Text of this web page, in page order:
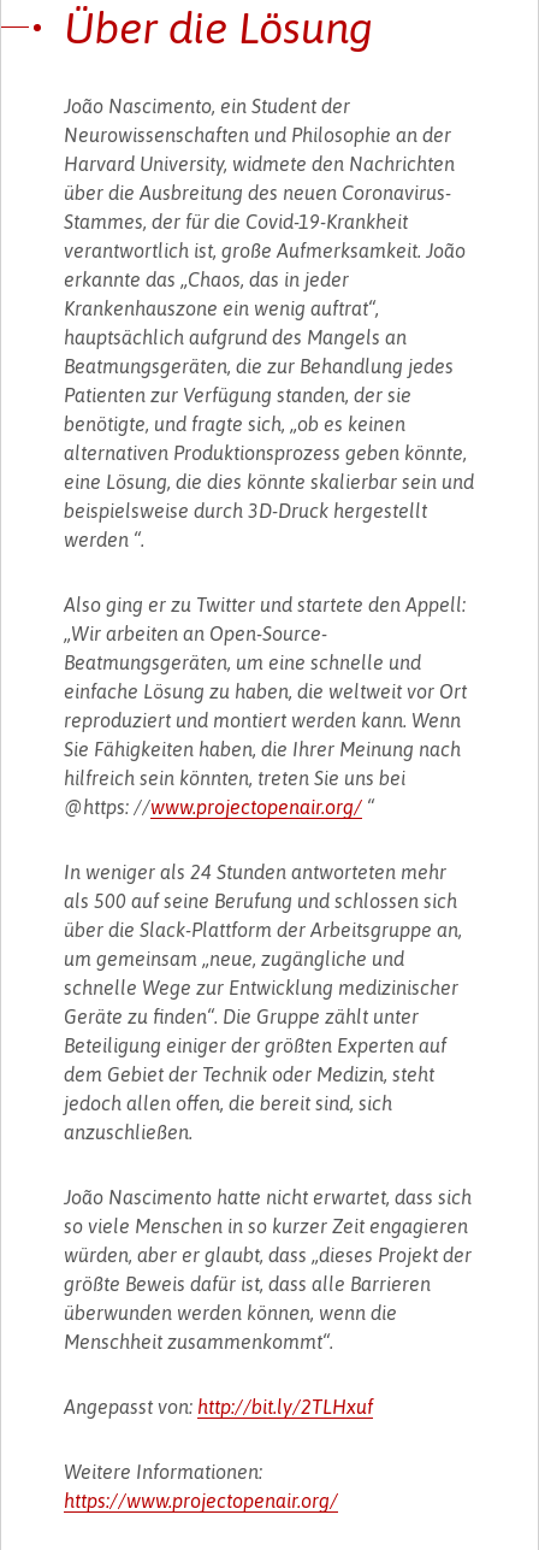
Über die Lösung
João Nascimento, ein Student der
Neurowissenschaften und Philosophie an der
Harvard University, widmete den Nachrichten
über die Ausbreitung des neuen Coronavirus-
Stammes, der für die Covid-19-Krankheit
verantwortlich ist, große Aufmerksamkeit. João
erkannte das „Chaos, das in jeder
Krankenhauszone ein wenig auftrat“,
hauptsächlich aufgrund des Mangels an
Beatmungsgeräten, die zur Behandlung jedes
Patienten zur Verfügung standen, der sie
benötigte, und fragte sich, „ob es keinen
alternativen Produktionsprozess geben könnte,
eine Lösung, die dies könnte skalierbar sein und
beispielsweise durch 3D-Druck hergestellt
werden “.
Also ging er zu Twitter und startete den Appell:
„Wir arbeiten an Open-Source-
Beatmungsgeräten, um eine schnelle und
einfache Lösung zu haben, die weltweit vor Ort
reproduziert und montiert werden kann. Wenn
Sie Fähigkeiten haben, die Ihrer Meinung nach
hilfreich sein könnten, treten Sie uns bei
@https: //www.projectopenair.org/ “
In weniger als 24 Stunden antworteten mehr
als 500 auf seine Berufung und schlossen sich
über die Slack-Plattform der Arbeitsgruppe an,
um gemeinsam „neue, zugängliche und
schnelle Wege zur Entwicklung medizinischer
Geräte zu finden“. Die Gruppe zählt unter
Beteiligung einiger der größten Experten auf
dem Gebiet der Technik oder Medizin, steht
jedoch allen offen, die bereit sind, sich
anzuschließen.
João Nascimento hatte nicht erwartet, dass sich
so viele Menschen in so kurzer Zeit engagieren
würden, aber er glaubt, dass „dieses Projekt der
größte Beweis dafür ist, dass alle Barrieren
überwunden werden können, wenn die
Menschheit zusammenkommt“.
Angepasst von: http://bit.ly/2TLHxuf
Weitere Informationen:
https://www.projectopenair.org/